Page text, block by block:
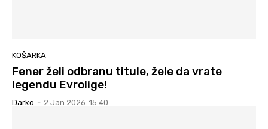
KOŠARKA
Fener želi odbranu titule, žele da vrate
legendu Evrolige!
Darko - 2 Jan 2026. 15:40